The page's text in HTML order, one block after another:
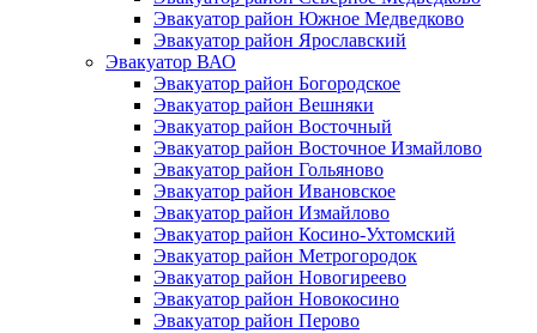
Эвакуатор район Южное Медведково
Эвакуатор район Ярославский
Эвакуатор ВАО
Эвакуатор район Богородское
Эвакуатор район Вешняки
Эвакуатор район Восточный
Эвакуатор район Восточное Измайлово
Эвакуатор район Гольяново
Эвакуатор район Ивановское
Эвакуатор район Измайлово
Эвакуатор район Косино-Ухтомский
Эвакуатор район Метрогородок
Эвакуатор район Новогиреево
Эвакуатор район Новокосино
Эвакуатор район Перово